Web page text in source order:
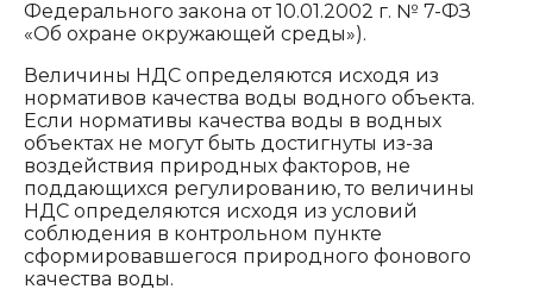
Федерального закона от 10.01.2002 г. № 7-ФЗ
«Об охране окружающей среды»).
Величины НДС определяются исходя из
нормативов качества воды водного объекта.
Если нормативы качества воды в водных
объектах не могут быть достигнуты из-за
воздействия природных факторов, не
поддающихся регулированию, то величины
НДС определяются исходя из условий
соблюдения в контрольном пункте
сформировавшегося природного фонового
качества воды.